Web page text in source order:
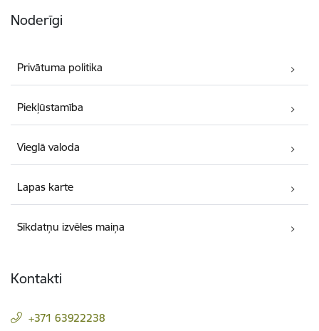
Noderīgi
Privātuma politika
Piekļūstamība
Vieglā valoda
Lapas karte
Sīkdatņu izvēles maiņa
Kontakti
+371 63922238